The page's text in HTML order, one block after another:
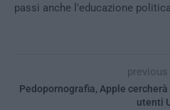
passi anche l'educazione
Pedopornografia, Apple
utenti